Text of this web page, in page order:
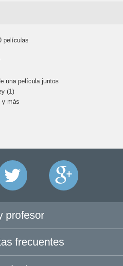
películas
una película juntos
(1)
y más
profesor
frecuentes